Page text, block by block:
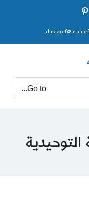
Go to...
التوحيدية